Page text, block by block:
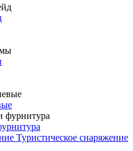
Туристическое снаряжение